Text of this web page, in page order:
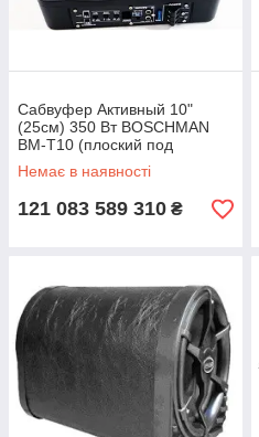
Сабвуфер Активный 10"
(25см) 350 Вт BOSCHMAN
BM-T10 (плоский под
сиденье)
Немає в наявності
121 083 589 310 ₴